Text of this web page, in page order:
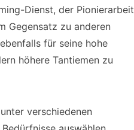
Dienst, der Pionierarbeit
Gegensatz zu anderen
für seine hohe
höhere Tantiemen zu
verschiedenen